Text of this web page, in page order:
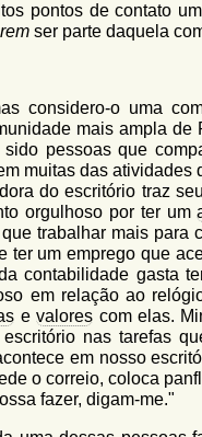
pontos de contato
ser parte daquela
considero-o uma
mais ampla de
pessoas que
muitas das
do escritório traz
orgulhoso por ter um
trabalhar mais para
ter um emprego que
contabilidade gasta
em relação ao
evalores com elas.
nas tarefas
em nosso
o correio, coloca
fazer, digam-me."